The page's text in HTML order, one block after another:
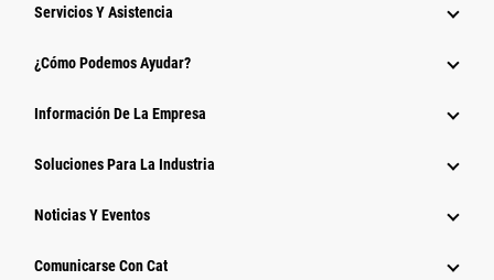
Servicios Y Asistencia
¿Cómo Podemos Ayudar?
Información De La Empresa
Soluciones Para La Industria
Noticias Y Eventos
Comunicarse Con Cat